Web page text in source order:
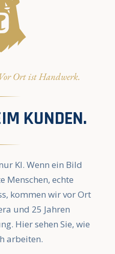
Ort ist Handwerk.
KUNDEN.
KI. Wenn ein Bild
Menschen, echte
kommen wir vor Ort
und 25 Jahren
Hier sehen Sie, wie
arbeiten.